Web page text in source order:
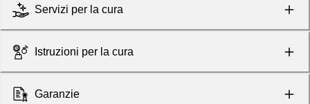
Servizi per la cura
Istruzioni per la cura
Garanzie